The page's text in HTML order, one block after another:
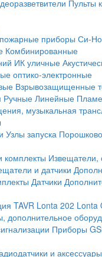
Пульты
приборы Си-
Комбинированные
ИК уличные
оптико-электронные
Взрывозащищенные
Ручные Линейные
музыкальная
Узлы запуска
комплекты Извещатели,
и датчики
Датчики
TAVR Lonta 202 Lonta
дополнительное
Приборы
и аксессуары